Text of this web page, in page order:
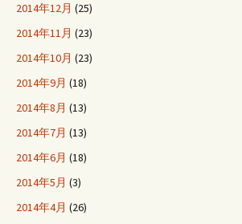
2014年12月 (25)
2014年11月 (23)
2014年10月 (23)
2014年9月 (18)
2014年8月 (13)
2014年7月 (13)
2014年6月 (18)
2014年5月 (3)
2014年4月 (26)